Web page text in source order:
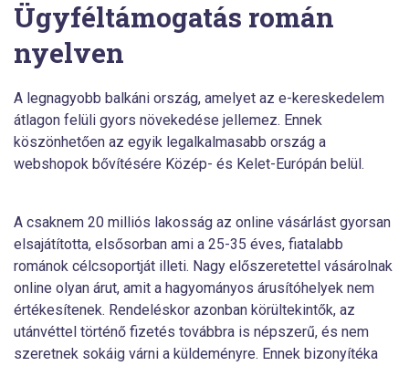
Ügyféltámogatás román
nyelven
A legnagyobb balkáni ország, amelyet az e-kereskedelem
átlagon felüli gyors növekedése jellemez. Ennek
köszönhetően az egyik legalkalmasabb ország a
webshopok bővítésére Közép- és Kelet-Európán belül.
A csaknem 20 milliós lakosság az online vásárlást gyorsan
elsajátította, elsősorban ami a 25-35 éves, fiatalabb
románok célcsoportját illeti. Nagy előszeretettel vásárolnak
online olyan árut, amit a hagyományos árusítóhelyek nem
értékesítenek. Rendeléskor azonban körültekintők, az
utánvéttel történő fizetés továbbra is népszerű, és nem
szeretnek sokáig várni a küldeményre. Ennek bizonyítéka